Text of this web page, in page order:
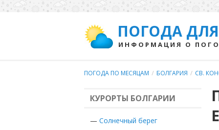
ПОГОДА
ИНФОРМАЦИЯ О
ПОГОДА ПО МЕСЯЦАМ / БОЛГАРИЯ / СВ.
КУРОРТЫ БОЛГАРИИ
— Солнечный берег